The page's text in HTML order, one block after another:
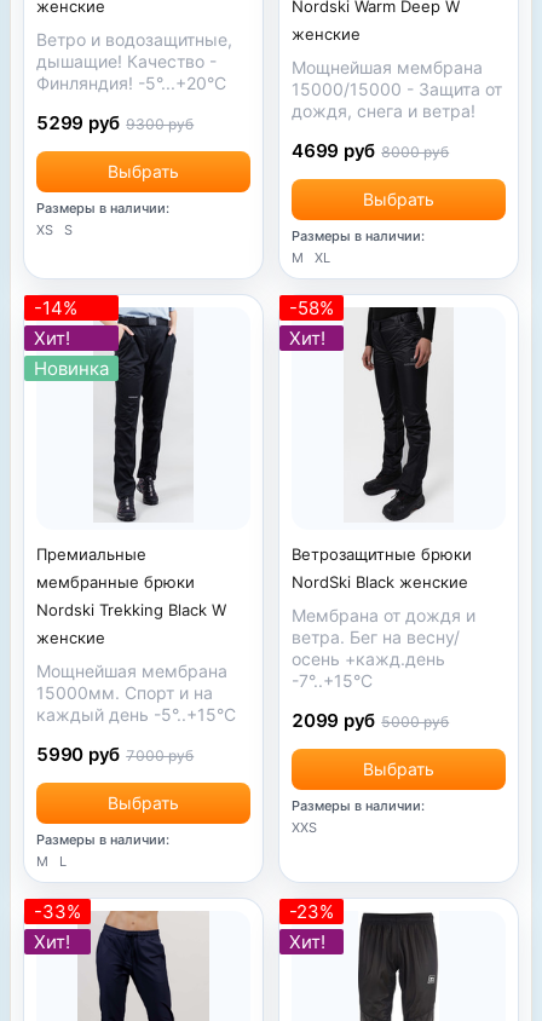
женские
Ветро и водозащитные,
дышащие! Качество -
Финляндия! -5°...+20°С
Выбрать
5299 руб 9300 руб
Размеры в наличии:
XS
S
Nordski Warm Deep W
женские
Мощнейшая мембрана
15000/15000 - Защита от
дождя, снега и ветра!
Выбрать
4699 руб 8000 руб
Размеры в наличии:
M
XL
-14%
Хит!
Новинка
Премиальные
мембранные брюки
Nordski Trekking Black W
женские
Мощнейшая мембрана
15000мм. Спорт и на
каждый день -5°..+15°С
Выбрать
5990 руб 7000 руб
Размеры в наличии:
M
L
-58%
Хит!
Ветрозащитные брюки
NordSki Black женские
Мембрана от дождя и
ветра. Бег на весну/
осень +кажд.день
-7°..+15°С
Выбрать
2099 руб 5000 руб
Размеры в наличии:
XXS
-33%
Хит!
-23%
Хит!